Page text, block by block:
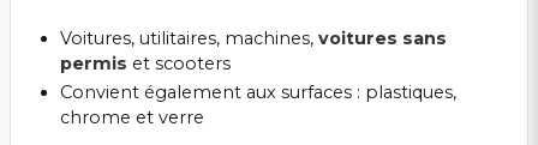
Voitures, utilitaires, machines, voitures sans
permis et scooters
Convient également aux surfaces : plastiques,
chrome et verre